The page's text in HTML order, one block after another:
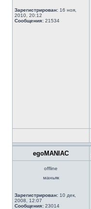
Зарегистрирован: 16 ноя,
2010, 20:12
Сообщения: 21534
egoMANIAC
offline
маньяк
Зарегистрирован: 10 дек,
2008, 12:07
Сообщения: 23014